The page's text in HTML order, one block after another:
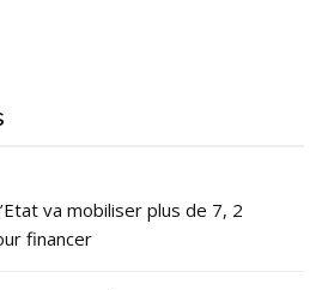
va mobiliser plus de 7, 2
financer